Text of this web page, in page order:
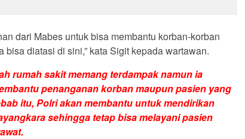
dari Mabes untuk bisa membantu korban-korban
bisa diatasi di sini,” kata Sigit kepada wartawan.
rumah sakit memang terdampak namun ia
penanganan korban maupun pasien yang
itu, Polri akan membantu untuk mendirikan
sehingga tetap bisa melayani pasien